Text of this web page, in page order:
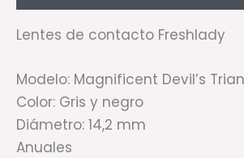
Lentes de contacto Freshlady
Modelo: Magnificent Devil’s
Color: Gris y negro
Diámetro: 14,2 mm
Anuales